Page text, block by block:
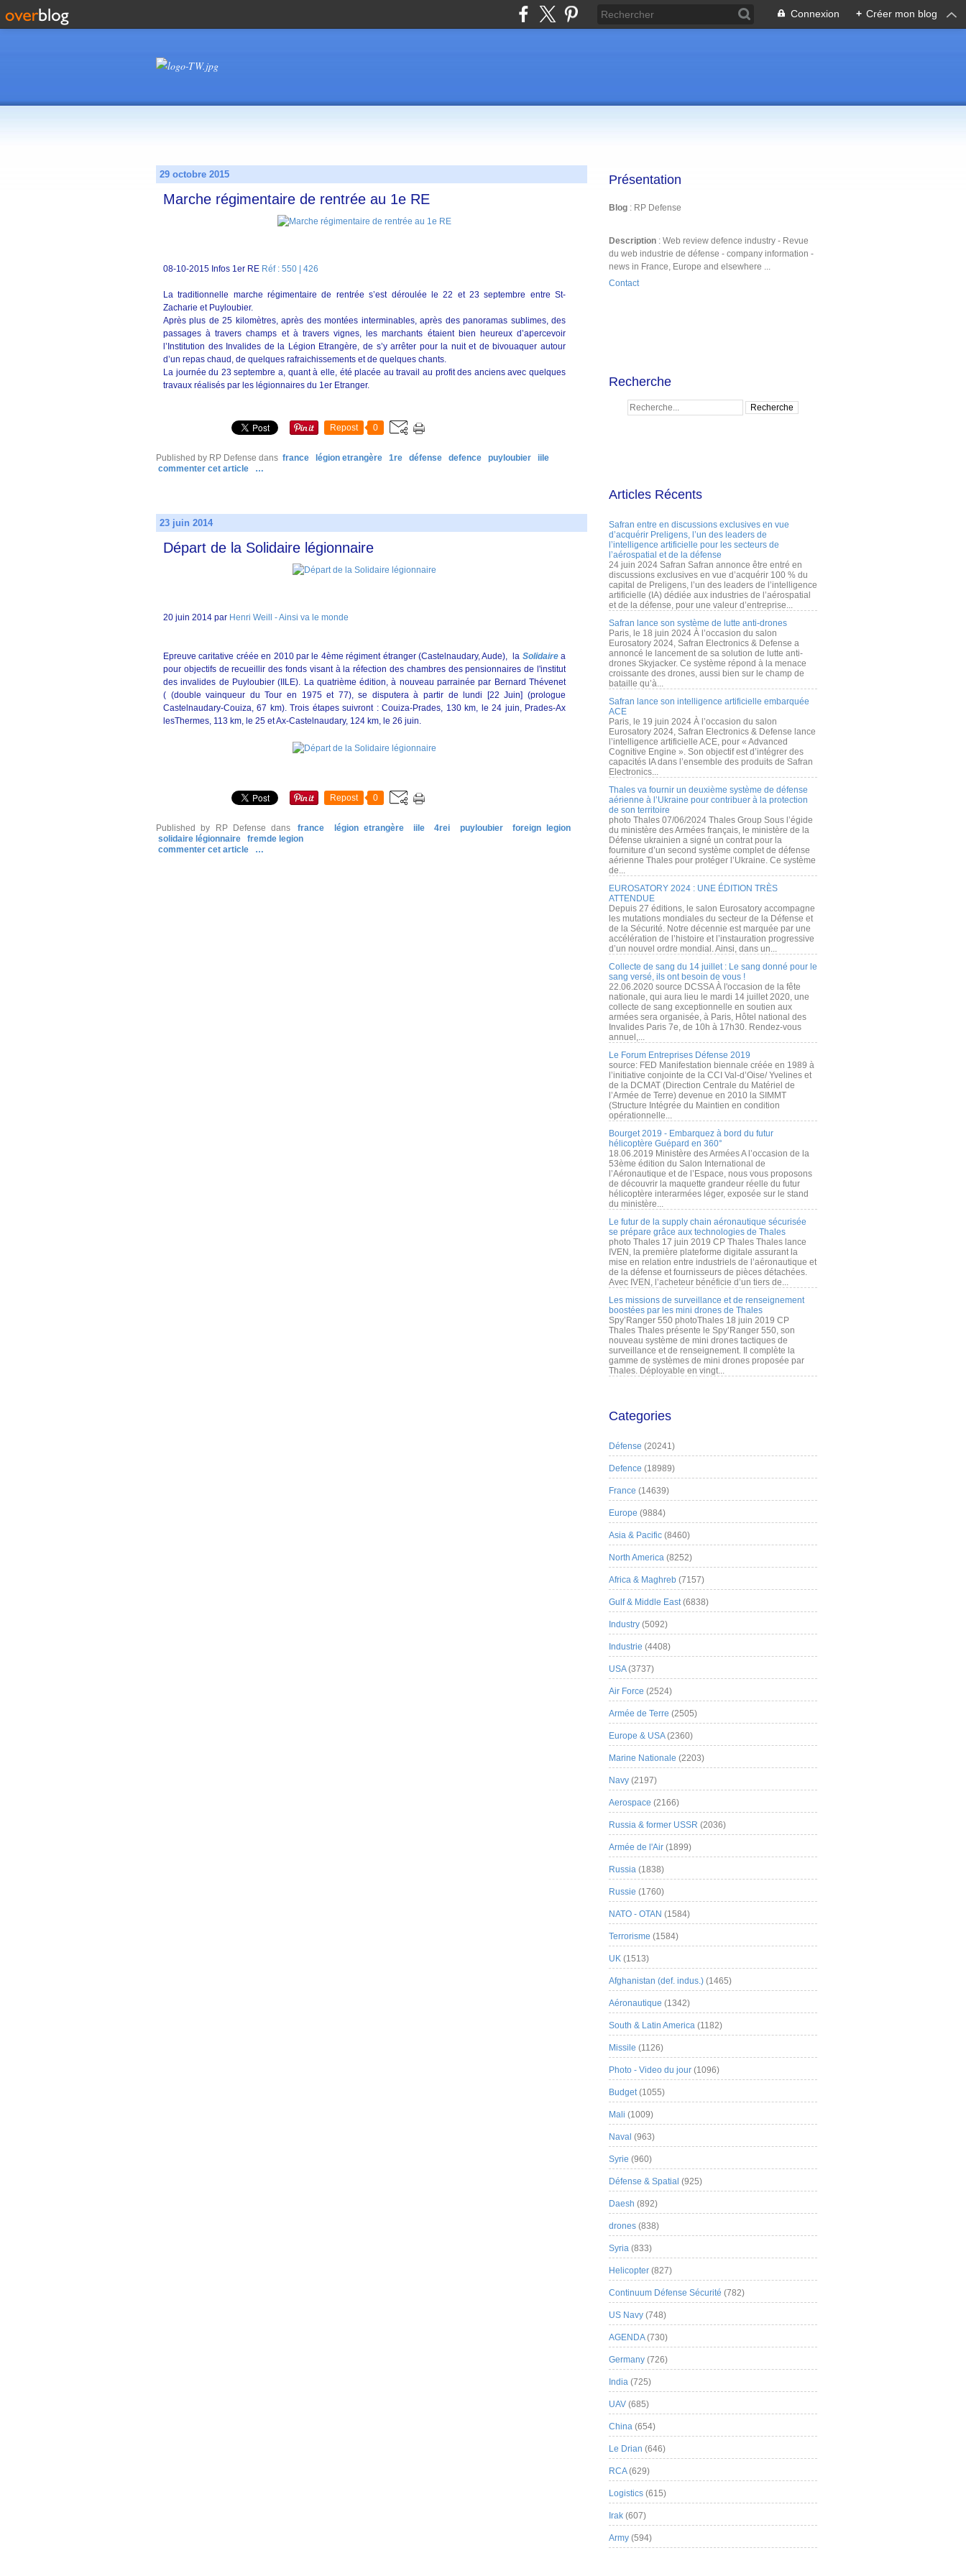
Connexion + Créer mon blog
29 octobre 2015
Marche régimentaire de rentrée au 1e RE
08-10-2015 Infos 1er RE Réf : 550 | 426
La traditionnelle marche régimentaire de rentrée s’est déroulée le 22 et 23 septembre entre St-
Zacharie et Puyloubier.
Après plus de 25 kilomètres, après des montées interminables, après des panoramas sublimes, des
passages à travers champs et à travers vignes, les marchants étaient bien heureux d’apercevoir
l’Institution des Invalides de la Légion Etrangère, de s’y arrêter pour la nuit et de bivouaquer autour
d’un repas chaud, de quelques rafraichissements et de quelques chants.
La journée du 23 septembre a, quant à elle, été placée au travail au profit des anciens avec quelques
travaux réalisés par les légionnaires du 1er Etranger.
Repost 0
Published by RP Defense dans france légion etrangère 1re défense defence puyloubier
iile
commenter cet article
…
23 juin 2014
Départ de la Solidaire légionnaire
20 juin 2014 par Henri Weill - Ainsi va le monde
Epreuve caritative créée en 2010 par le 4ème régiment étranger (Castelnaudary, Aude), la Solidaire a
pour objectifs de recueillir des fonds visant à la réfection des chambres des pensionnaires de l'institut
des invalides de Puyloubier (IILE). La quatrième édition, à nouveau parrainée par Bernard Thévenet
( (double vainqueur du Tour en 1975 et 77), se disputera à partir de lundi [22 Juin] (prologue
Castelnaudary-Couiza, 67 km). Trois étapes suivront : Couiza-Prades, 130 km, le 24 juin, Prades-Ax
lesThermes, 113 km, le 25 et Ax-Castelnaudary, 124 km, le 26 juin.
Repost 0
Published by RP Defense dans france légion etrangère iile 4rei puyloubier
foreign legion
solidaire légionnaire
fremde legion
commenter cet article
…
Présentation
Blog : RP Defense
Description : Web review defence industry - Revue
du web industrie de défense - company information -
news in France, Europe and elsewhere ...
Contact
Recherche
Articles Récents
Safran entre en discussions exclusives en vue
d’acquérir Preligens, l’un des leaders de
l’intelligence artificielle pour les secteurs de
l’aérospatial et de la défense
24 juin 2024 Safran Safran annonce être entré en
discussions exclusives en vue d’acquérir 100 % du
capital de Preligens, l’un des leaders de l’intelligence
artificielle (IA) dédiée aux industries de l’aérospatial
et de la défense, pour une valeur d’entreprise...
Safran lance son système de lutte anti-drones
Paris, le 18 juin 2024 À l’occasion du salon
Eurosatory 2024, Safran Electronics & Defense a
annoncé le lancement de sa solution de lutte anti-
drones Skyjacker. Ce système répond à la menace
croissante des drones, aussi bien sur le champ de
bataille qu’à...
Safran lance son intelligence artificielle embarquée
ACE
Paris, le 19 juin 2024 À l’occasion du salon
Eurosatory 2024, Safran Electronics & Defense lance
l’intelligence artificielle ACE, pour « Advanced
Cognitive Engine ». Son objectif est d’intégrer des
capacités IA dans l’ensemble des produits de Safran
Electronics...
Thales va fournir un deuxième système de défense
aérienne à l’Ukraine pour contribuer à la protection
de son territoire
photo Thales 07/06/2024 Thales Group Sous l’égide
du ministère des Armées français, le ministère de la
Défense ukrainien a signé un contrat pour la
fourniture d’un second système complet de défense
aérienne Thales pour protéger l’Ukraine. Ce système
de...
EUROSATORY 2024 : UNE ÉDITION TRÈS
ATTENDUE
Depuis 27 éditions, le salon Eurosatory accompagne
les mutations mondiales du secteur de la Défense et
de la Sécurité. Notre décennie est marquée par une
accélération de l’histoire et l’instauration progressive
d’un nouvel ordre mondial. Ainsi, dans un...
Collecte de sang du 14 juillet : Le sang donné pour le
sang versé, ils ont besoin de vous !
22.06.2020 source DCSSA À l'occasion de la fête
nationale, qui aura lieu le mardi 14 juillet 2020, une
collecte de sang exceptionnelle en soutien aux
armées sera organisée, à Paris, Hôtel national des
Invalides Paris 7e, de 10h à 17h30. Rendez-vous
annuel,...
Le Forum Entreprises Défense 2019
source: FED Manifestation biennale créée en 1989 à
l’initiative conjointe de la CCI Val-d’Oise/ Yvelines et
de la DCMAT (Direction Centrale du Matériel de
l’Armée de Terre) devenue en 2010 la SIMMT
(Structure Intégrée du Maintien en condition
opérationnelle...
Bourget 2019 - Embarquez à bord du futur
hélicoptère Guépard en 360°
18.06.2019 Ministère des Armées A l’occasion de la
53ème édition du Salon International de
l’Aéronautique et de l’Espace, nous vous proposons
de découvrir la maquette grandeur réelle du futur
hélicoptère interarmées léger, exposée sur le stand
du ministère...
Le futur de la supply chain aéronautique sécurisée
se prépare grâce aux technologies de Thales
photo Thales 17 juin 2019 CP Thales Thales lance
IVEN, la première plateforme digitale assurant la
mise en relation entre industriels de l’aéronautique et
de la défense et fournisseurs de pièces détachées.
Avec IVEN, l’acheteur bénéficie d’un tiers de...
Les missions de surveillance et de renseignement
boostées par les mini drones de Thales
Spy’Ranger 550 photoThales 18 juin 2019 CP
Thales Thales présente le Spy’Ranger 550, son
nouveau système de mini drones tactiques de
surveillance et de renseignement. Il complète la
gamme de systèmes de mini drones proposée par
Thales. Déployable en vingt...
Categories
Défense (20241)
Defence (18989)
France (14639)
Europe (9884)
Asia & Pacific (8460)
North America (8252)
Africa & Maghreb (7157)
Gulf & Middle East(6838)
Industry (5092)
Industrie (4408)
USA(3737)
Air Force (2524)
Armée de Terre (2505)
Europe & USA(2360)
Marine Nationale (2203)
Navy (2197)
Aerospace (2166)
Russia & former USSR (2036)
Armée de l'Air (1899)
Russia (1838)
Russie (1760)
NATO - OTAN (1584)
Terrorisme (1584)
UK (1513)
Afghanistan (def. indus.) (1465)
Aéronautique (1342)
South & Latin America (1182)
Missile (1126)
Photo - Video du jour (1096)
Budget(1055)
Mali (1009)
Naval (963)
Syrie (960)
Défense & Spatial (925)
Daesh (892)
drones (838)
Syria (833)
Helicopter (827)
Continuum Défense Sécurité (782)
US Navy (748)
AGENDA(730)
Germany (726)
India (725)
UAV (685)
China (654)
Le Drian (646)
RCA(629)
Logistics (615)
Irak (607)
Army (594)